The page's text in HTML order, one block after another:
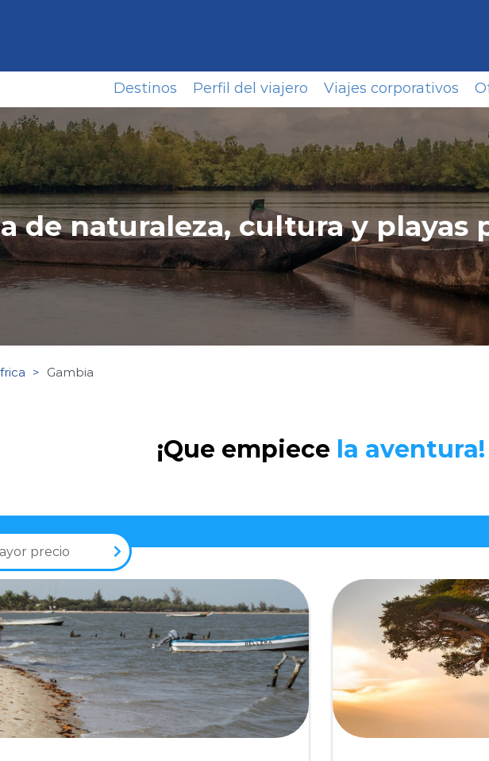
Destinos Perfil del viajero Viajes corporativos
de naturaleza, cultura y playas
Gambia
¡Que empiece la aventura!
precio